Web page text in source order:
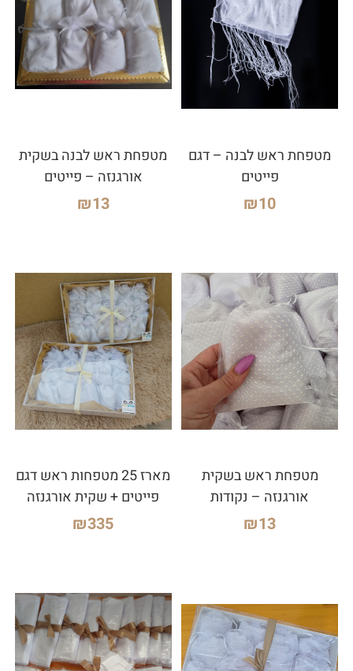
מטפחת ראש לבנה – דגם
פייטים
₪10
מטפחת ראש לבנה בשקית
אורגנזה – פייטים
₪13
מטפחת ראש בשקית
אורגנזה – נקודות
₪13
מארז 25 מטפחות ראש דגם
פייטים + שקית אורגנזה
₪335